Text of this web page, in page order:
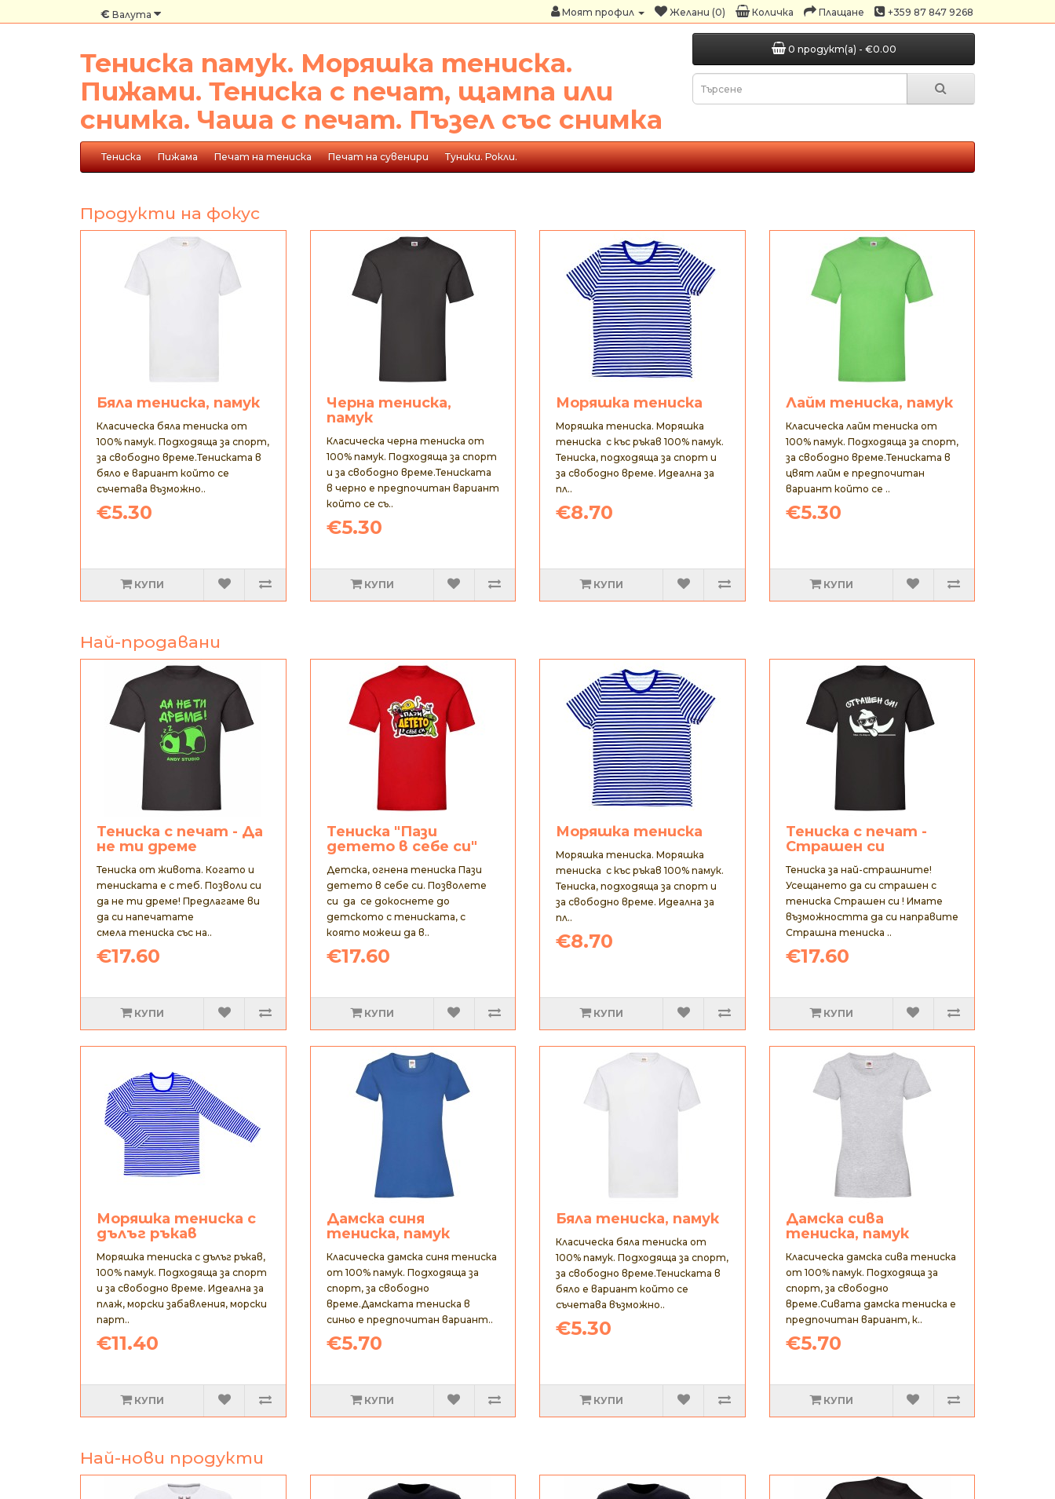
€ Валута Моят профил Желани (0) Количка Плащане +359 87 847 9268
Тениска памук. Моряшка тениска.
Пижами. Тениска с печат, щампа или
снимка. Чаша с печат. Пъзел със снимка
0 продукт(а) - €0.00
Тениска Пижама Печат на тениска Печат на сувенири Туники. Рокли.
Продукти на фокус
Бяла тениска, памук
Класическа бяла тениска от
100% памук. Подходяща за спорт,
за свободно време.Тениската в
бяло е вариант който се
съчетава възможно..
€5.30
КУПИ
Черна тениска,
памук
Класическа черна тениска от
100% памук. Подходяща за спорт
и за свободно време.Тениската
в черно е предпочитан вариант
който се съ..
€5.30
КУПИ
Моряшка тениска
Моряшка тениска. Моряшка
тениска с къс ръкав 100% памук.
Тениска, подходяща за спорт и
за свободно време. Идеална за
пл..
€8.70
КУПИ
Лайм тениска, памук
Класическа лайм тениска от
100% памук. Подходяща за спорт,
за свободно време.Тениската в
цвят лайм е предпочитан
вариант който се ..
€5.30
КУПИ
Най-продавани
Тениска с печат - Да
не ти дреме
Тениска от живота. Когато и
тениската е с теб. Позволи си
да не ти дреме! Предлагаме ви
да си напечатате
смела тениска със на..
€17.60
КУПИ
Тениска "Пази
детето в себе си"
Детска, огнена тениска Пази
детето в себе си. Позволете
си да се докоснете до
детското с тениската, с
която можеш да в..
€17.60
КУПИ
Моряшка тениска
Моряшка тениска. Моряшка
тениска с къс ръкав 100% памук.
Тениска, подходяща за спорт и
за свободно време. Идеална за
пл..
€8.70
КУПИ
Тениска с печат -
Страшен си
Тениска за най-страшните!
Усещането да си страшен с
тениска Страшен си ! Имате
възможността да си направите
Страшна тениска ..
€17.60
КУПИ
Моряшка тениска с
дълъг ръкав
Моряшка тениска с дълъг ръкав,
100% памук. Подходяща за спорт
и за свободно време. Идеална за
плаж, морски забавления, морски
парт..
€11.40
КУПИ
Дамска синя
тениска, памук
Класическа дамска синя тениска
от 100% памук. Подходяща за
спорт, за свободно
време.Дамската тениска в
синьо е предпочитан вариант..
€5.70
КУПИ
Бяла тениска, памук
Класическа бяла тениска от
100% памук. Подходяща за спорт,
за свободно време.Тениската в
бяло е вариант който се
съчетава възможно..
€5.30
КУПИ
Дамска сива
тениска, памук
Класическа дамска сива тениска
от 100% памук. Подходяща за
спорт, за свободно
време.Сивата дамска тениска е
предпочитан вариант, к..
€5.70
КУПИ
Най-нови продукти